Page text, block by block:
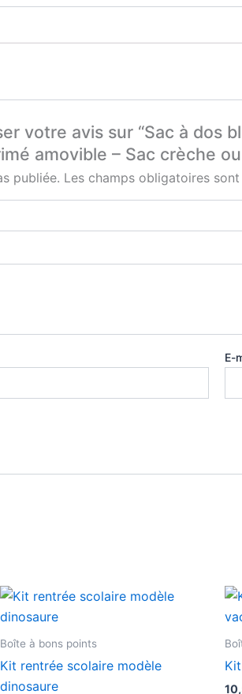
votre avis sur “Sac à dos
amovible – Sac crèche
publiée. Les champs obligatoires
E-
Boîte à bons points
Kit rentrée scolaire modèle
dinosaure
Plage
de
à
22,00 €
Ce